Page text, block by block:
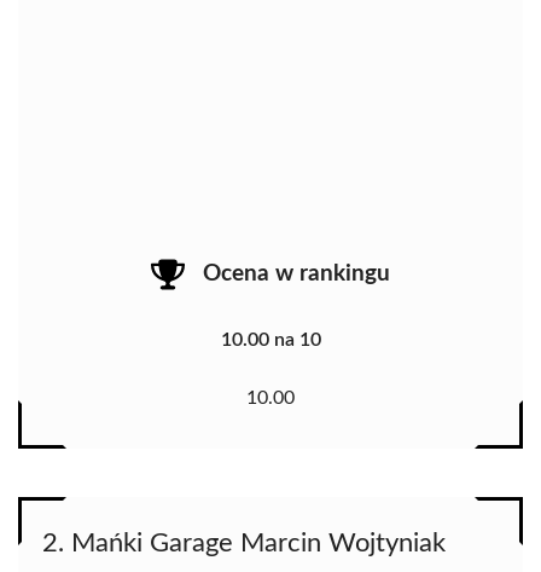
Ocena w rankingu
10.00 na 10
10.00
2. Mańki Garage Marcin Wojtyniak